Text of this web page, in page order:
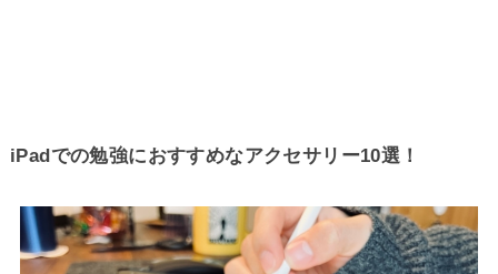
iPadでの勉強におすすめなアクセサリー10選！